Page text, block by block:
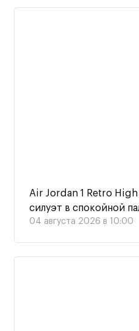
Air Jordan 1 Retro High
силуэт в спокойной
04 августа 2026 в 10:00